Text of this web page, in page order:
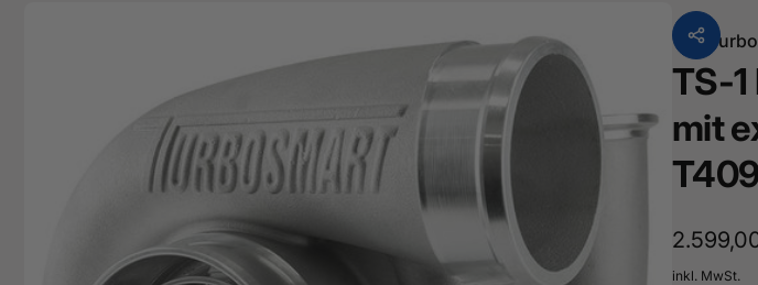
Von
TS-
mit
Preis
inkl. MwSt.
Abholung verfügbar, gewöhnlich
- 4 tagen
Hemsbacher Straße 8
74706 Osterburken
Deutschland